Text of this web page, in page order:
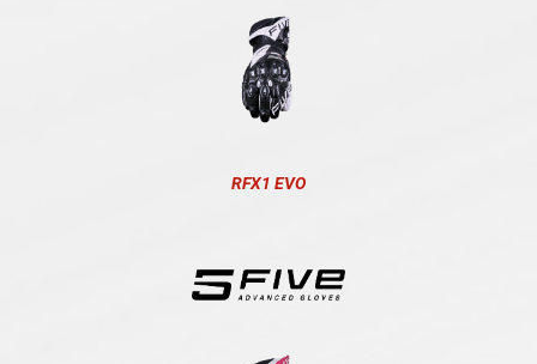
RFX1 EVO